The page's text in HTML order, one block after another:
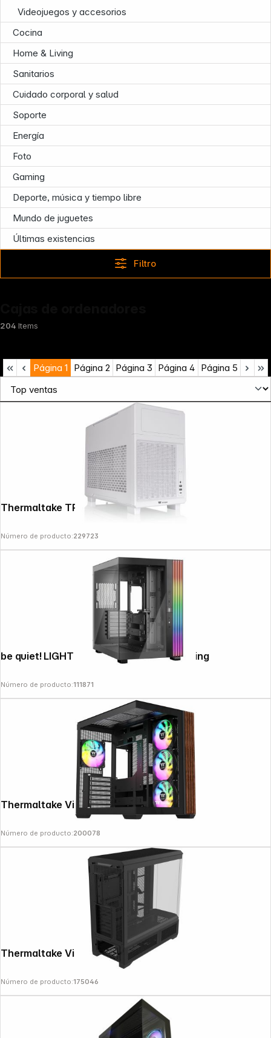
Videojuegos y accesorios
Cocina
Home & Living
Sanitarios
Cuidado corporal y salud
Soporte
Energía
Foto
Gaming
Deporte, música y tiempo libre
Mundo de juguetes
Últimas existencias
Filtro
204 Items
Página 1 Página 2 Página 3 Página 4 Página 5
Thermaltake TR200 Snow White
Número de producto:229723
be quiet! LIGHT BASE 600 DX Black housing
Número de producto:111871
Thermaltake View 380 WS ARGB Black
Número de producto:200078
Thermaltake View 600 TG Black
Número de producto:175046
Infoterminal